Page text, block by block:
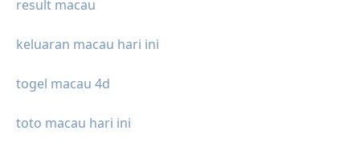
result macau
keluaran macau hari ini
togel macau 4d
toto macau hari ini